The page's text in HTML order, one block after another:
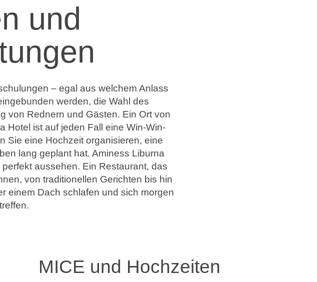
und
– egal aus welchem Anlass
werden, die Wahl des
von Rednern und Gästen. Ein Ort von
Hotel ist auf jeden Fall eine Win-Win-
Sie eine Hochzeit organisieren, eine
lang geplant hat. Aminess Liburna
aussehen. Ein Restaurant, das
von traditionellen Gerichten bis hin
einem Dach schlafen und sich morgen
MICE und Hochzeiten